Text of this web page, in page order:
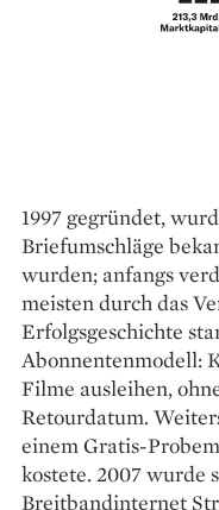
1997 gegründet,
Briefumschläge
wurden; anfangs
meisten durch das
Erfolgsgeschichte
Abonnentenmodell:
Filme ausleihen,
Retourdatum.
einem Gratis-
kostete. 2007 wurde
Breitbandinternet